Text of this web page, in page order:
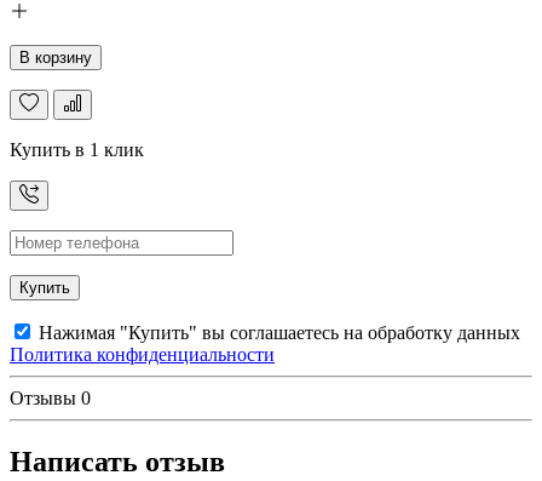
В корзину
Купить в 1 клик
Купить
Нажимая "Купить" вы соглашаетесь на обработку данных
Политика конфиденциальности
Отзывы 0
Написать отзыв